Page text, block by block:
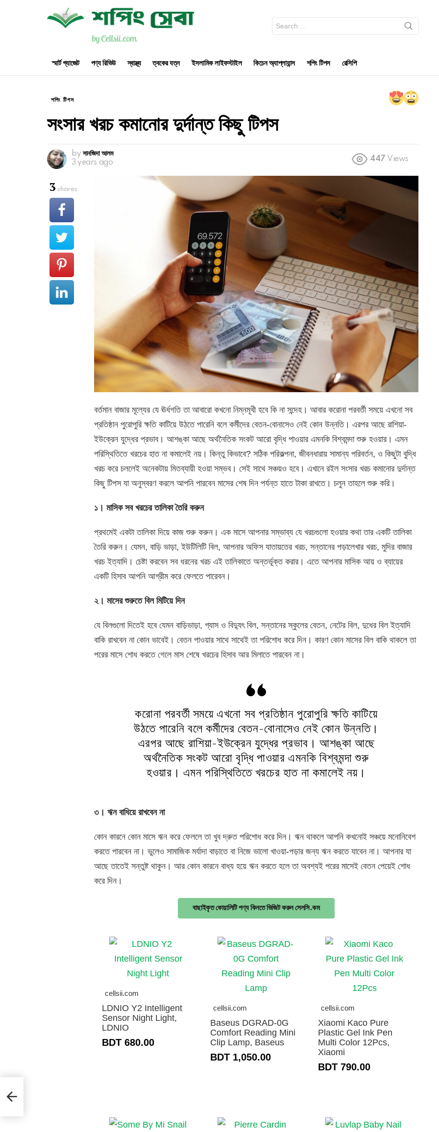
for:
স্মার্ট গ্যাজেট পণ্য রিভিউ স্বাস্থ্য ত্বকের যত্ন ইসলামিক লাইফস্টাইল কিচেন অ্যাপ্লায়ান্স শপিং টিপস রেসিপি
শপিং টিপস
সংসার খরচ কমানোর দুর্দান্ত কিছু টিপস
by সানজিদা আলম
3 years ago
447 Views
বর্তমান বাজার মূল্যের যে ঊর্ধগতি তা আবারো কখনো নিম্নমূখী হবে কি না সন্দেহ। আবার করোনা পরবর্তী সময়ে এখনো সব
প্রতিষ্ঠান পুরোপুরি ক্ষতি কাটিয়ে উঠতে পারেনি বলে কর্মীদের বেতন-বোনাসেও নেই কোন উন্নতি। এরপর আছে রাশিয়া-
ইউক্রেন যুদ্ধের প্রভাব। আশঙ্কা আছে অর্থনৈতিক সংকট আরো বৃদ্ধি পাওয়ার এমনকি বিশ্বমন্দা শুরু হওয়ার। এমন
পরিস্থিতিতে খরচের হাত না কমালেই নয়। কিন্তু কিভাবে? সঠিক পরিকল্পনা, জীবনধারায় সামান্য পরিবর্তন, ও কিছুটা বুদ্ধি
খরচ করে চললেই অনেকটায় মিতব্যায়ী হওয়া সম্ভব। সেই সাথে সঞ্চয়ও হবে। এখানে রইল সংসার খরচ কমানোর দুর্দান্ত
কিছু টিপস যা অনুস্বরণ করলে আপনি পারবেন মাসের শেষ দিন পর্যন্ত হাতে টাকা রাখতে। চলুন তাহলে শুরু করি।
১। মাসিক সব খরচের তালিকা তৈরি করুন
প্রথমেই একটা তালিকা দিয়ে কাজ শুরু করুন। এক মাসে আপনার সম্ভাব্য যে খরচগুলো হওয়ার কথা তার একটি তালিকা
তৈরি করুন। যেমন, বাড়ি ভাড়া, ইউটিলিটি বিল, আপনার অফিস যাতায়তের খরচ, সন্তানের পড়ালেখার খরচ, মুদির বাজার
খরচ ইত্যাদি। চেষ্টা করবেন সব ধরনের খরচ এই তালিকাতে অন্তর্ভূক্ত করার। এতে আপনার মাসিক আয় ও ব্যায়ের
একটি হিসাব আপনি আগ্রীম করে ফেলতে পারেবন।
২। মাসের শুরুতে বিল মিটিয়ে দিন
যে বিলগুলো দিতেই হবে যেমন বাড়িভাড়া, গ্যাস ও বিদ্যুৎ বিল, সন্তানের স্কুলের বেতন, নেটের বিল, দুধের বিল ইত্যাদি
বাকি রাখবেন না কোন ভাবেই। বেতন পাওয়ার সাথে সাথেই তা পরিশোধ করে দিন। কারণ কোন মাসের বিল বাকি থাকলে তা
পরের মাসে শোধ করতে গেলে মাস শেষে খরচের হিসাব আর মিলাতে পারবেন না।
করোনা পরবর্তী সময়ে এখনো সব প্রতিষ্ঠান পুরোপুরি ক্ষতি কাটিয়ে
উঠতে পারেনি বলে কর্মীদের বেতন-বোনাসেও নেই কোন উন্নতি।
এরপর আছে রাশিয়া-ইউক্রেন যুদ্ধের প্রভাব। আশঙ্কা আছে
অর্থনৈতিক সংকট আরো বৃদ্ধি পাওয়ার এমনকি বিশ্বমন্দা শুরু
হওয়ার। এমন পরিস্থিতিতে খরচের হাত না কমালেই নয়।
৩। ঋন বাধিয়ে রাখবেন না
কোন কারনে কোন মাসে ঋন করে ফেললে তা খুব দ্রুত পরিশোধ করে দিন। ঋন থাকলে আপনি কখনোই সঞ্চয়ে মনোনিবেশ
করতে পারবেন না। ভুলেও সামাজিক মর্যাদা বাড়াতে বা নিজে ভালো খাওয়া-পড়ার জন্য ঋন করতে যাবেন না। আপনার যা
আছে তাতেই সন্তুষ্ট থাকুন। আর কোন কারনে বাধ্য হয়ে ঋন করতে হলে তা অবশ্যই পরের মাসেই বেতন পেয়েই শোধ
করে দিন।
বাছাইকৃত কোয়ালিটি পণ্য কিনতে ভিজিট করুন সেলসি.কম
cellsii.com
LDNIO Y2 Intelligent
Sensor Night Light,
LDNIO
BDT 680.00
cellsii.com
Baseus DGRAD-0G
Comfort Reading Mini
Clip Lamp, Baseus
BDT 1,050.00
cellsii.com
Xiaomi Kaco Pure
Plastic Gel Ink Pen
Multi Color 12Pcs,
Xiaomi
BDT 790.00
3 shares